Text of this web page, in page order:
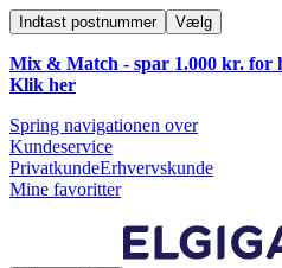
Indtast postnummer Vælg
Mix & Match - spar 1.000 kr. for
Klik her
Spring navigationen over
Kundeservice
PrivatkundeErhvervskunde
Mine favoritter